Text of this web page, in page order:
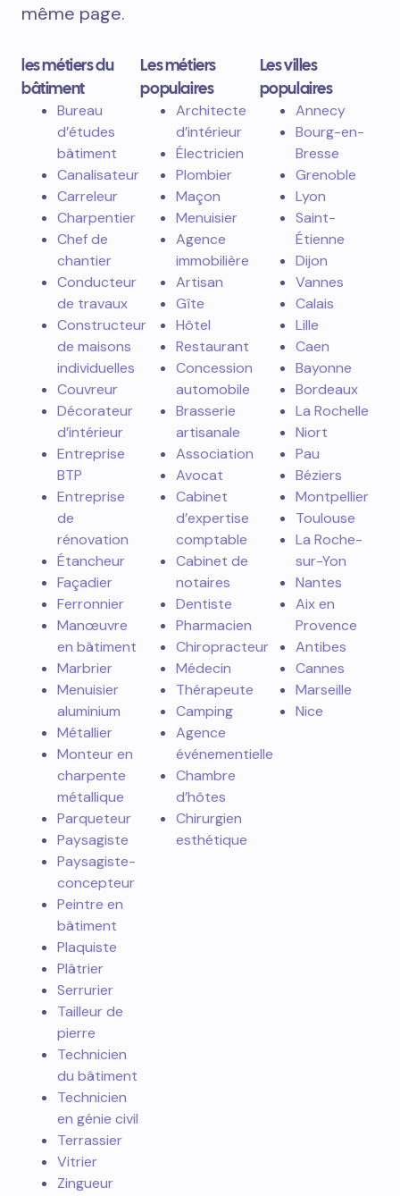
même page.
les métiers du
bâtiment
Bureau
d’études
bâtiment
Canalisateur
Carreleur
Charpentier
Chef de
chantier
Conducteur
de travaux
Constructeur
de maisons
individuelles
Couvreur
Décorateur
d’intérieur
Entreprise
BTP
Entreprise
de
rénovation
Étancheur
Façadier
Ferronnier
Manœuvre
en bâtiment
Marbrier
Menuisier
aluminium
Métallier
Monteur en
charpente
métallique
Parqueteur
Paysagiste
Paysagiste-
concepteur
Peintre en
bâtiment
Plaquiste
Plâtrier
Serrurier
Tailleur de
pierre
Technicien
du bâtiment
Technicien
en génie civil
Terrassier
Vitrier
Zingueur
Les métiers
populaires
Architecte
d’intérieur
Électricien
Plombier
Maçon
Menuisier
Agence
immobilière
Artisan
Gîte
Hôtel
Restaurant
Concession
automobile
Brasserie
artisanale
Association
Avocat
Cabinet
d’expertise
comptable
Cabinet de
notaires
Dentiste
Pharmacien
Chiropracteur
Médecin
Thérapeute
Camping
Agence
événementielle
Chambre
d’hôtes
Chirurgien
esthétique
Les villes
populaires
Annecy
Bourg-en-
Bresse
Grenoble
Lyon
Saint-
Étienne
Dijon
Vannes
Calais
Lille
Caen
Bayonne
Bordeaux
La Rochelle
Niort
Pau
Béziers
Montpellier
Toulouse
La Roche-
sur-Yon
Nantes
Aix en
Provence
Antibes
Cannes
Marseille
Nice